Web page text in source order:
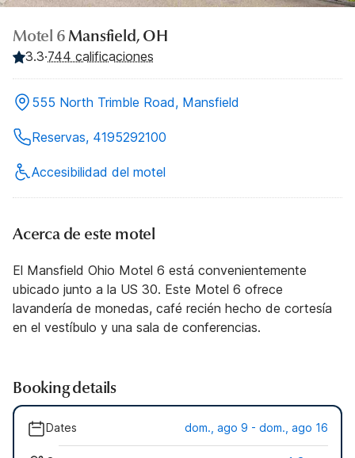
Motel 6 Mansfield, OH
3.3·744 calificaciones
555 North Trimble Road, Mansfield
Reservas, 4195292100
Accesibilidad del motel
Acerca de este motel
El Mansfield Ohio Motel 6 está convenientemente
ubicado junto a la US 30. Este Motel 6 ofrece
lavandería de monedas, café recién hecho de cortesía
en el vestíbulo y una sala de conferencias.
Booking details
Dates dom., ago 9 - dom., ago 16